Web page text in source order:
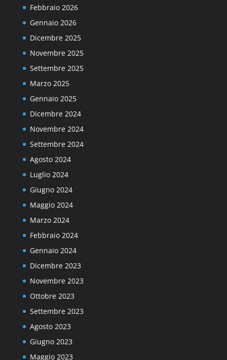
Febbraio 2026
Gennaio 2026
Dicembre 2025
Novembre 2025
Settembre 2025
Marzo 2025
Gennaio 2025
Dicembre 2024
Novembre 2024
Settembre 2024
Agosto 2024
Luglio 2024
Giugno 2024
Maggio 2024
Marzo 2024
Febbraio 2024
Gennaio 2024
Dicembre 2023
Novembre 2023
Ottobre 2023
Settembre 2023
Agosto 2023
Giugno 2023
Maggio 2023